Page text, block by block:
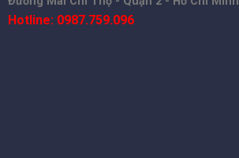
Hotline: 0987.759.096